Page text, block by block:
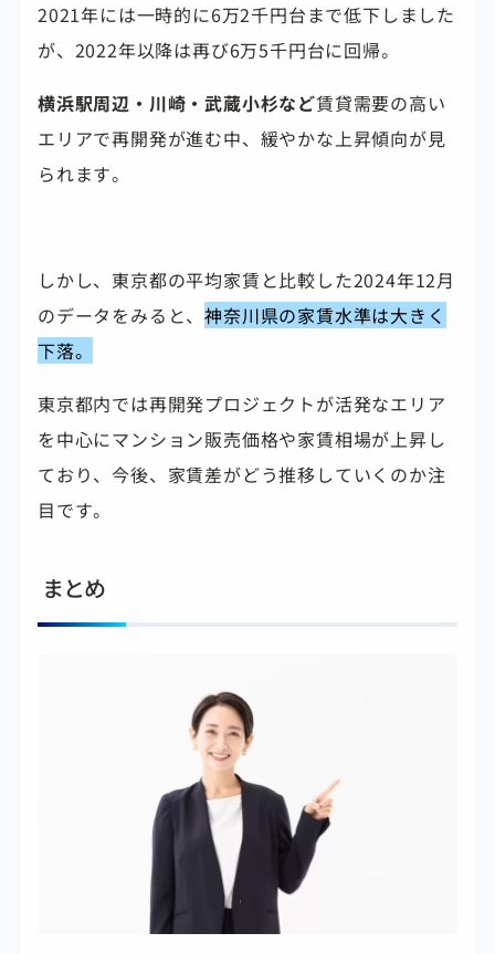
2021年には一時的に6万2千円台まで低下しました
が、2022年以降は再び6万5千円台に回帰。
横浜駅周辺・川崎・武蔵小杉など賃貸需要の高い
エリアで再開発が進む中、緩やかな上昇傾向が見
られます。
しかし、東京都の平均家賃と比較した2024年12月
のデータをみると、神奈川県の家賃水準は大きく
下落。
東京都内では再開発プロジェクトが活発なエリア
を中心にマンション販売価格や家賃相場が上昇し
ており、今後、家賃差がどう推移していくのか注
目です。
まとめ